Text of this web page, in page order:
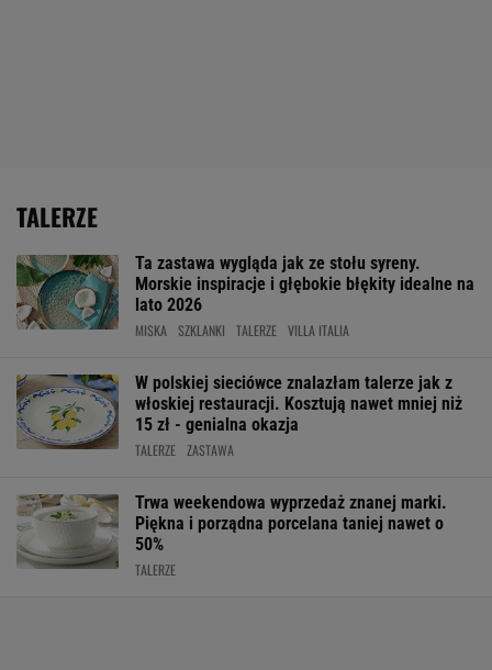
TALERZE
Ta zastawa wygląda jak ze stołu syreny.
Morskie inspiracje i głębokie błękity idealne na
lato 2026
MISKA SZKLANKI TALERZE VILLA ITALIA
W polskiej sieciówce znalazłam talerze jak z
włoskiej restauracji. Kosztują nawet mniej niż
15 zł - genialna okazja
TALERZE ZASTAWA
Trwa weekendowa wyprzedaż znanej marki.
Piękna i porządna porcelana taniej nawet o
50%
TALERZE